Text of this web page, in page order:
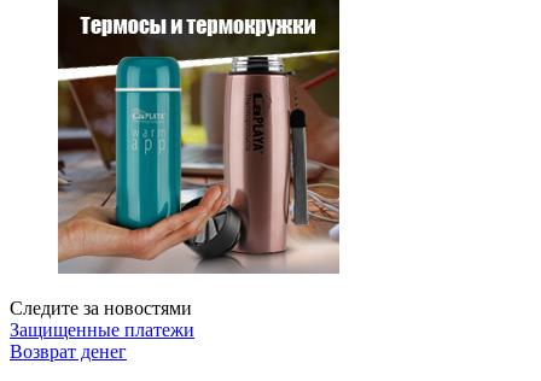
Следите за новостями
Защищенные платежи
Возврат денег